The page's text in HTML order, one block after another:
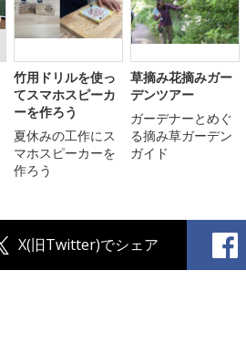
竹用ドリルを使っ
てスマホスピーカ
ーを作ろう
夏休みの工作にス
マホスピーカーを
作ろう
草摘み花摘みガー
デンツアー
ガーデナーとめぐ
る摘み草ガーデン
ガイド
X(旧Twitter)でシェア